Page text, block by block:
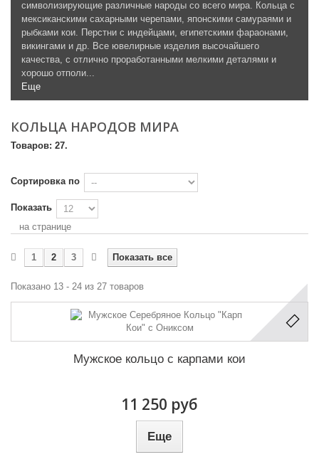
символизирующие различные народы со всего мира. Кольца с
мексиканскими сахарными черепами, японскими самураями и
рыбками кои. Перстни с индейцами, египетскими фараонами,
викингами и др. Все ювелирные изделия высочайшего
качества, с отлично проработанными мелкими деталями и
хорошо отполи...
Еще
КОЛЬЦА НАРОДОВ МИРА
Товаров: 27.
Сортировка по
Показать
на странице
Показать все
1 2 3
Показано 13 - 24 из 27 товаров
Мужское кольцо с карпами кои
11 250 руб
Еще